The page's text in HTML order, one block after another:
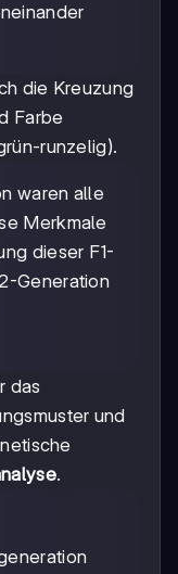
die Kreuzung
Farbe
runzelig).
waren alle
Merkmale
dieser F1-
Generation
das
und
.